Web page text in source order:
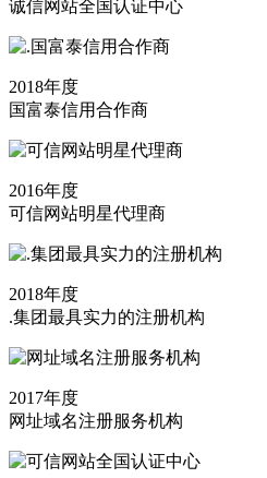
诚信网站全国认证中心
2018年度
国富泰信用合作商
2016年度
可信网站明星代理商
2018年度
.集团最具实力的注册机构
2017年度
网址域名注册服务机构